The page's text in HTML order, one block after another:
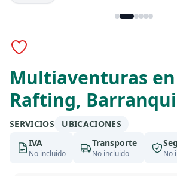
Multiaventuras
Rafting,
SERVICIOS
UBICACIONES
IVA
No incluido
Transporte
No incluido No